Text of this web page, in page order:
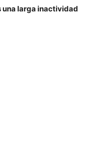
una larga inactividad